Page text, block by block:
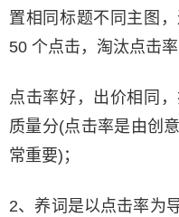
置相同标题不同主图
50 个点击，淘汰点击率
点击率好，出价相同
质量分(点击率是由创
常重要)；
2、养词是以点击率为